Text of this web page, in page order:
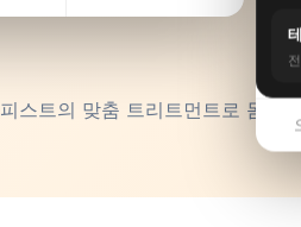
스트의 맞춤 트리트먼트로 몸과